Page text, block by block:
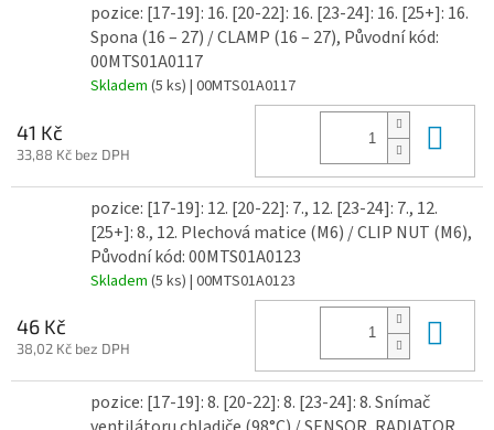
pozice: [17-19]: 16. [20-22]: 16. [23-24]: 16. [25+]: 16.
Spona (16 – 27) / CLAMP (16 – 27), Původní kód:
00MTS01A0117
Skladem (5 ks) | 00MTS01A0117
41 Kč
33,88 Kč bez DPH
pozice: [17-19]: 12. [20-22]: 7., 12. [23-24]: 7., 12.
[25+]: 8., 12. Plechová matice (M6) / CLIP NUT (M6),
Původní kód: 00MTS01A0123
Skladem (5 ks) | 00MTS01A0123
46 Kč
38,02 Kč bez DPH
pozice: [17-19]: 8. [20-22]: 8. [23-24]: 8. Snímač